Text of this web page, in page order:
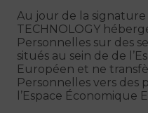
Au jour de la signature
TECHNOLOGY
Personnelles sur des
situés au sein de de
Européen et ne
Personnelles vers des
l’Espace Économique